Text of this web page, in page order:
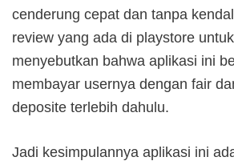
cenderung cepat dan tanpa
review yang ada di playstore
menyebutkan bahwa aplikasi ini
membayar usernya dengan fair
deposite terlebih dahulu.
Jadi kesimpulannya aplikasi ini